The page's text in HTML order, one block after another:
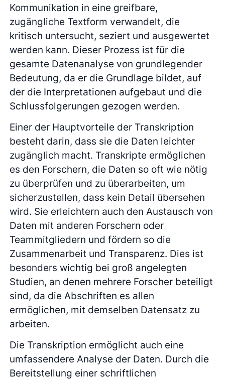
Kommunikation in eine greifbare,
zugängliche Textform verwandelt, die
kritisch untersucht, seziert und ausgewertet
werden kann. Dieser Prozess ist für die
gesamte Datenanalyse von grundlegender
Bedeutung, da er die Grundlage bildet, auf
der die Interpretationen aufgebaut und die
Schlussfolgerungen gezogen werden.
Einer der Hauptvorteile der Transkription
besteht darin, dass sie die Daten leichter
zugänglich macht. Transkripte ermöglichen
es den Forschern, die Daten so oft wie nötig
zu überprüfen und zu überarbeiten, um
sicherzustellen, dass kein Detail übersehen
wird. Sie erleichtern auch den Austausch von
Daten mit anderen Forschern oder
Teammitgliedern und fördern so die
Zusammenarbeit und Transparenz. Dies ist
besonders wichtig bei groß angelegten
Studien, an denen mehrere Forscher beteiligt
sind, da die Abschriften es allen
ermöglichen, mit demselben Datensatz zu
arbeiten.
Die Transkription ermöglicht auch eine
umfassendere Analyse der Daten. Durch die
Bereitstellung einer schriftlichen